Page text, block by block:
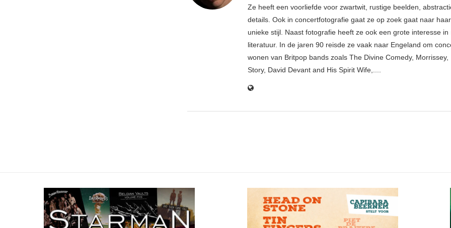
Ze heeft een voorliefde voor zwartwit, rustige beelden,
details. Ook in concertfotografie gaat ze op zoek gaat naar
unieke stijl. Naast fotografie heeft ze ook een grote interesse in
literatuur. In de jaren 90 reisde ze vaak naar Engeland om
wonen van Britpop bands zoals The Divine Comedy, Morrissey,
Story, David Devant and His Spirit Wife,....